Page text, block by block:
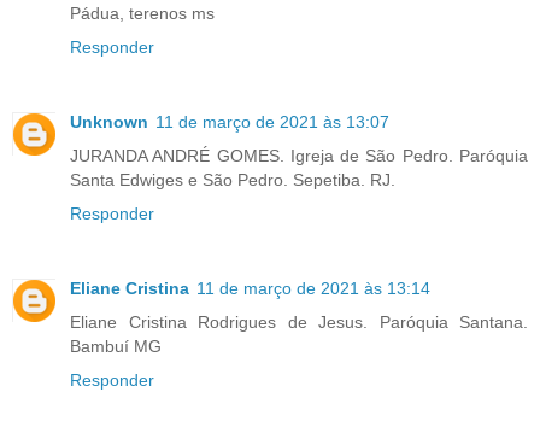
Pádua, terenos ms
Responder
Unknown 11 de março de 2021 às 13:07
JURANDA ANDRÉ GOMES. Igreja de São Pedro. Paróquia
Santa Edwiges e São Pedro. Sepetiba. RJ.
Responder
Eliane Cristina 11 de março de 2021 às 13:14
Eliane Cristina Rodrigues de Jesus. Paróquia Santana.
Bambuí MG
Responder